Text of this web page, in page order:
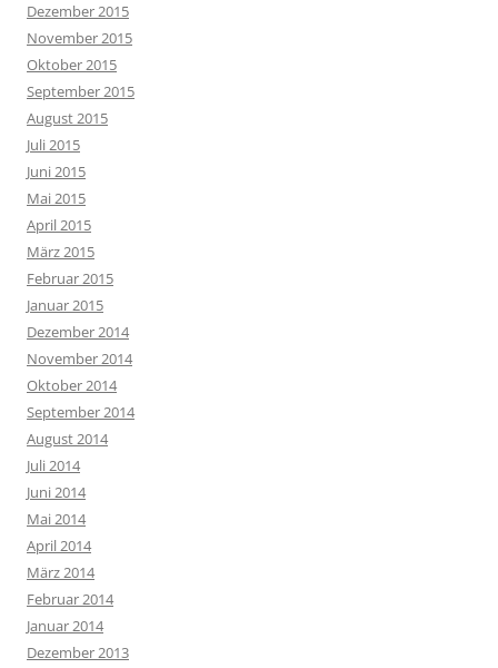
Dezember 2015
November 2015
Oktober 2015
September 2015
August 2015
Juli 2015
Juni 2015
Mai 2015
April 2015
März 2015
Februar 2015
Januar 2015
Dezember 2014
November 2014
Oktober 2014
September 2014
August 2014
Juli 2014
Juni 2014
Mai 2014
April 2014
März 2014
Februar 2014
Januar 2014
Dezember 2013